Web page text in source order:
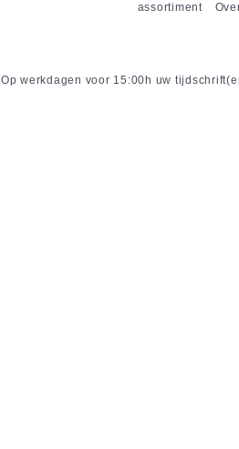
assortiment
Op werkdagen voor 15:00h uw